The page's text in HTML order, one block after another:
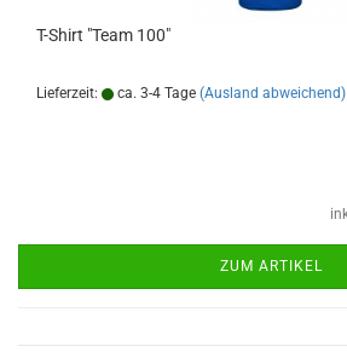
T-Shirt "Team 100"
Lieferzeit: ca. 3-4 Tage (Ausland abweichend)
ZUM ARTIKEL